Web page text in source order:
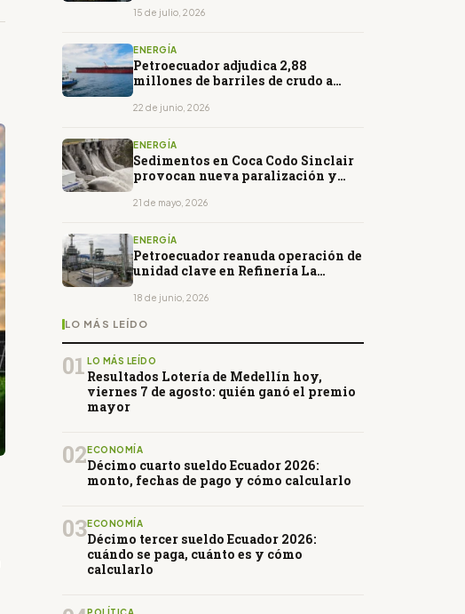
15 de julio, 2026
ENERGÍA
Petroecuador adjudica 2,88
millones de barriles de crudo a
millones
22 de junio, 2026
ENERGÍA
Sedimentos en Coca Codo Sinclair
provocan nueva paralización y
21 de mayo, 2026
ENERGÍA
Petroecuador reanuda operación de
unidad clave en Refinería La
18 de junio, 2026
LO MÁS LEÍDO
01 LO MÁS LEÍDO
Resultados Lotería de Medellín hoy,
viernes 7 de agosto: quién ganó el premio
mayor
02 ECONOMÍA
Décimo cuarto sueldo Ecuador 2026:
monto, fechas de pago y cómo calcularlo
03ECONOMÍA
Décimo tercer sueldo Ecuador 2026:
cuándo se paga, cuánto es y cómo
calcularlo